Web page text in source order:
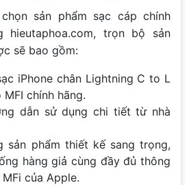
sản phẩm sạc cáp chính
hieutaphoa.com, trọn bộ sản
sẽ bao gồm:
iPhone chân Lightning C to L
chính hãng.
dẫn sử dụng chi tiết từ nhà
sản phẩm thiết kế sang trọng,
hàng giả cùng đầy đủ thông
của Apple.